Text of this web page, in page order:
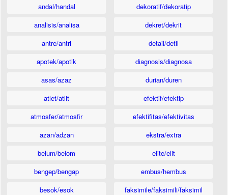
andal/handal
analisis/analisa
antre/antri
apotek/apotik
asas/azaz
atlet/atlit
atmosfer/atmosfir
azan/adzan
belum/belom
bengep/bengap
besok/esok
dekoratif/dekoratip
dekret/dekrit
detail/detil
diagnosis/diagnosa
durian/duren
efektif/efektip
efektifitas/efektivitas
ekstra/extra
elite/elit
embus/hembus
faksimile/faksimili/faksimil